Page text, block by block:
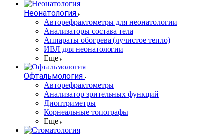
Неонатология
Авторефрактометры для неонатологии
Анализаторы состава тела
Аппараты обогрева (лучистое тепло)
ИВЛ для неонатологии
Еще
Офтальмология
Авторефрактометры
Анализатор зрительных функций
Диоптриметры
Корнеальные топографы
Еще